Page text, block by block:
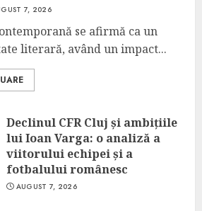
7, 2026
se afirmă ca un
literară, având un impact...
Declinul CFR Cluj și ambițiile
lui Ioan Varga: o analiză a
viitorului echipei și a
fotbalului românesc
AUGUST 7, 2026